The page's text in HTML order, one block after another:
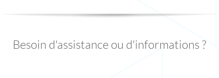
Besoin d'assistance ou d'informations ?